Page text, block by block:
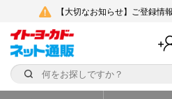
【大切なお知らせ】ご登録情